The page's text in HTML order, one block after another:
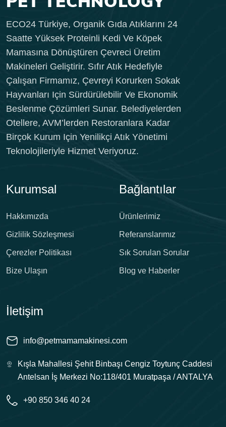
ECO24 Türkiye, Organik Gıda Atıklarını 24
Saatte Yüksek Proteinli Kedi Ve Köpek
Mamasına Dönüştüren Çevreci Üretim
Makineleri Geliştirir. Sıfır Atık Hedefiyle
Çalışan Firmamız, Çevreyi Korurken Sokak
Hayvanları Için Sürdürülebilir Ve Ekonomik
Beslenme Çözümleri Sunar. Belediyelerden
Otellere, AVM’lerden Restoranlara Kadar
Birçok Kurum Için Yenilikçi Atık Yönetimi
Teknolojileriyle Hizmet Veriyoruz.
Kurumsal
Hakkımızda
Gizlilik Sözleşmesi
Çerezler Politikası
Bize Ulaşın
Bağlantılar
Ürünlerimiz
Referanslarımız
Sık Sorulan Sorular
Blog ve Haberler
İletişim
info@petmamamakinesi.com
Kışla Mahallesi Şehit Binbaşı Cengiz Toytunç Caddesi
Antelsan İş Merkezi No:118/401 Muratpaşa / ANTALYA
+90 850 346 40 24